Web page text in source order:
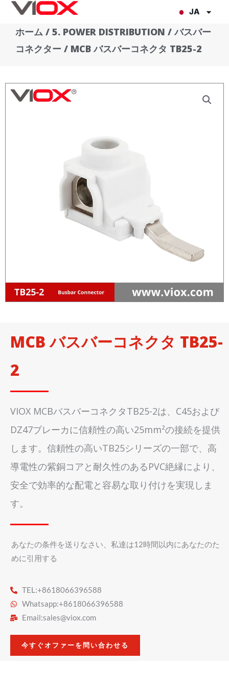
JA
ホーム / 5. POWER DISTRIBUTION /バスバー
コネクター / MCB バスバーコネクタ TB25-2
MCB バスバーコネクタ TB25-
2
VIOX MCBバスバーコネクタTB25-2は、C45および
DZ47ブレーカに信頼性の高い25mm²の接続を提供
します。信頼性の高いTB25シリーズの一部で、高
導電性の紫銅コアと耐久性のあるPVC絶縁により、
安全で効率的な配電と容易な取り付けを実現しま
す。
あなたの条件を送りなさい、私達は12時間以内にあなたのた
めに引用する
TEL:+8618066396588
Whatsapp:+8618066396588
Email:sales@viox.com
今すぐオファーを問い合わせる